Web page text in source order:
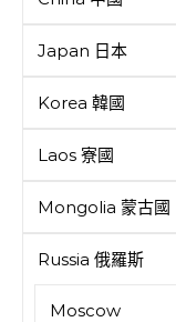
Japan 日本
Korea 韓國
Laos 寮國
Mongolia 蒙古國
Russia 俄羅斯
Moscow